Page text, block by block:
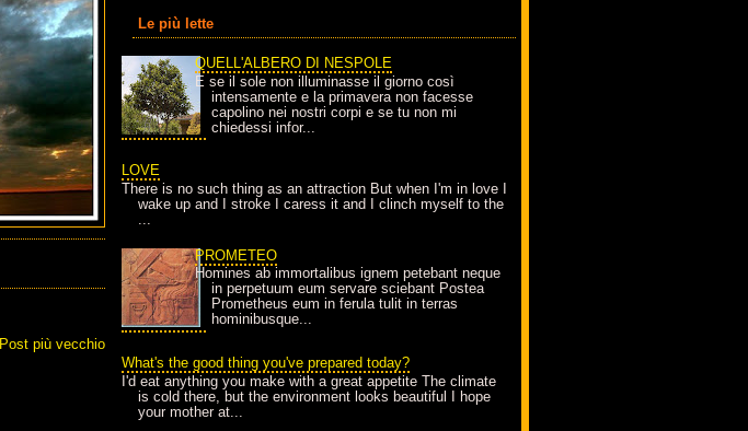
Post più vecchio
Le più lette
QUELL'ALBERO DI NESPOLE
E se il sole non illuminasse il giorno così
intensamente e la primavera non facesse
capolino nei nostri corpi e se tu non mi
chiedessi infor...
LOVE
There is no such thing as an attraction But when I'm in love I
wake up and I stroke I caress it and I clinch myself to the
...
PROMETEO
Homines ab immortalibus ignem petebant neque
in perpetuum eum servare sciebant Postea
Prometheus eum in ferula tulit in terras
hominibusque...
What's the good thing you've prepared today?
I'd eat anything you make with a great appetite The climate
is cold there, but the environment looks beautiful I hope
your mother at...